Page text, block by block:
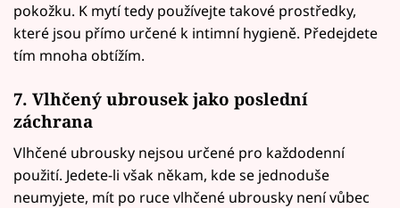
pokožku. K mytí tedy používejte takové prostředky,
které jsou přímo určené k intimní hygieně. Předejdete
tím mnoha obtížím.
7. Vlhčený ubrousek jako poslední
záchrana
Vlhčené ubrousky nejsou určené pro každodenní
použití. Jedete-li však někam, kde se jednoduše
neumyjete, mít po ruce vlhčené ubrousky není vůbec